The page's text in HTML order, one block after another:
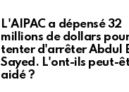
L'AIPAC a dépensé 32
millions de dollars
tenter d'arrêter Abdul
Sayed. L'ont-ils peut-
aidé ?